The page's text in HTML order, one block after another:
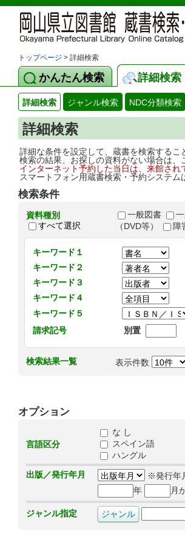
トップページ > 詳細検索
かんたん検索 詳細検索
詳細検索 ジャンル検索 NDC分類検索
詳細検索
詳細な条件を設定して、蔵書を検索するこ
検索の結果、お探しの資料がない場合は
インターネット予約した当日は、来館さ
スマートフォン用蔵書検索・予約システム
検索条件
資料種別
すべて選択
一般図書
（DVD等）
障
キーワード１
キーワード２
キーワード３
キーワード４
キーワード５
請求記号
別置
検索結果一覧 表示件数
オプション
言語区分
な し
スペイン語
ハングル
出版／発行年月
※発行年
年
月
ジャンル指定